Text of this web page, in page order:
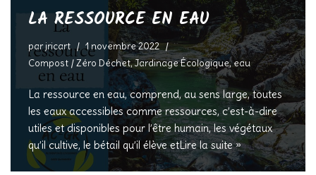
LA RESSOURCE EN EAU
parjricart
1 novembre 2022
Compost / Zéro Déchet, Jardinage Écologique,eau
La ressource en eau, comprend, au sens large, toutes
les eaux accessibles comme ressources, c’est-à-dire
utiles et disponibles pour l’être humain, les végétaux
qu’il cultive, le bétail qu’il élève etLire la suite »